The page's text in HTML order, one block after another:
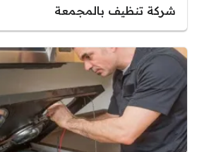
شركة تنظيف بالمجمعة